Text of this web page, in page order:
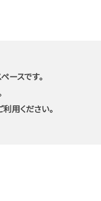
ースです。
用ください。